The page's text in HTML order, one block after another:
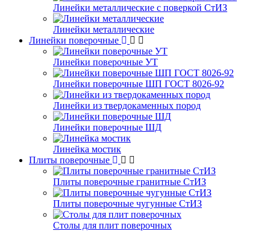
Линейки металлические с поверкой СтИЗ
Линейки металлические
Линейки поверочные
Линейки поверочные УТ
Линейки поверочные ШП ГОСТ 8026-92
Линейки из твердокаменных пород
Линейки поверочные ШД
Линейка мостик
Плиты поверочные
Плиты поверочные гранитные СтИЗ
Плиты поверочные чугунные СтИЗ
Столы для плит поверочных